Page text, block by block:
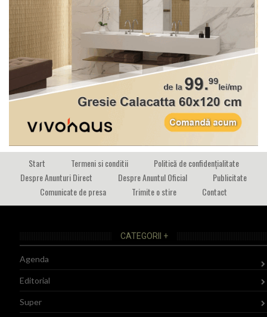
Start Termeni si conditii
Politică de confidențialitate
Despre Anunturi Direct
Despre Anuntul Oficial
Publicitate
Comunicate de presa
Trimite o stire Contact
CATEGORII +
Agenda
Editorial
Super